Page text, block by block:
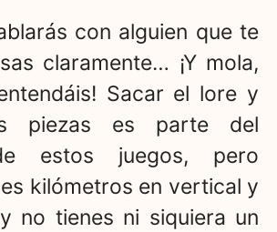
con alguien que te
claramente… ¡Y mola,
Sacar el lore y
piezas es parte del
estos juegos, pero
kilómetros en vertical y
no tienes ni siquiera un